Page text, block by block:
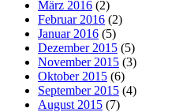
März 2016 (2)
Februar 2016 (2)
Januar 2016 (5)
Dezember 2015 (5)
November 2015 (3)
Oktober 2015 (6)
September 2015 (4)
August 2015 (7)